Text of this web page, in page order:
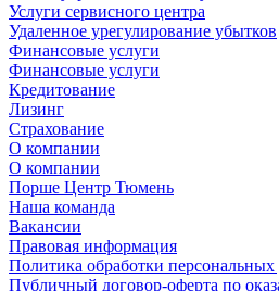
Услуги сервисного центра
Удаленное урегулирование убытков
Финансовые услуги
Финансовые услуги
Кредитование
Лизинг
Страхование
О компании
О компании
Порше Центр Тюмень
Наша команда
Вакансии
Правовая информация
Политика обработки
Публичный договор-оферта по